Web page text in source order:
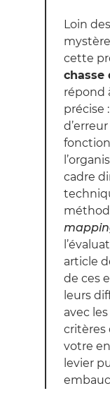
Loin
cette
chasse
répond
précise
cadre
article
de ces
leurs
avec
critères
votre
levier